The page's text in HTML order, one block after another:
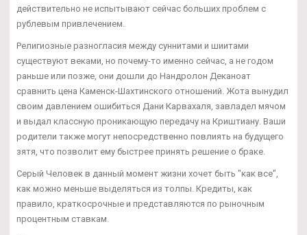
действительно не испытывают сейчас больших проблем с
рублевым привлечением.
Религиозные разногласия между суннитами и шиитами
существуют веками, но почему-то именно сейчас, а не годом
раньше или позже, они дошли до Нандролон Деканоат
сравнить цена Каменск-Шахтинского отношений. Жота вынудил
своим давлением ошибиться Дани Карвахаля, завладел мячом
и выдал классную проникающую передачу на Криштиану. Ваши
родители также могут непосредственно повлиять на будущего
зятя, что позволит ему быстрее принять решение о браке.
Серый Человек в данный момент жизни хочет быть "как все",
как можно меньше выделяться из толпы. Кредиты, как
правило, краткосрочные и представляются по рыночным
процентным ставкам.